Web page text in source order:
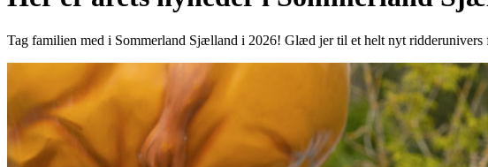
Tag familien med i Sommerland Sjælland i 2026! Glæd jer til et helt nyt